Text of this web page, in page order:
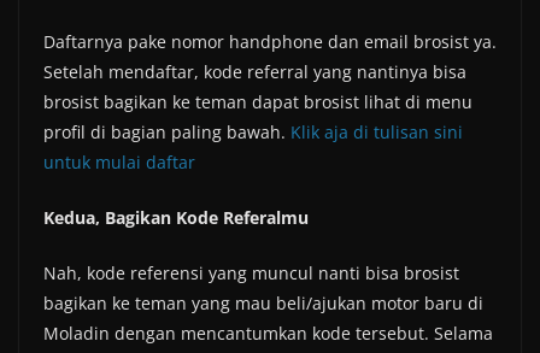
Daftarnya pake nomor handphone dan email brosist ya.
Setelah mendaftar, kode referral yang nantinya bisa
brosist bagikan ke teman dapat brosist lihat di menu
profil di bagian paling bawah. Klik aja di tulisan sini
untuk mulai daftar
Kedua, Bagikan Kode Referalmu
Nah, kode referensi yang muncul nanti bisa brosist
bagikan ke teman yang mau beli/ajukan motor baru di
Moladin dengan mencantumkan kode tersebut. Selama